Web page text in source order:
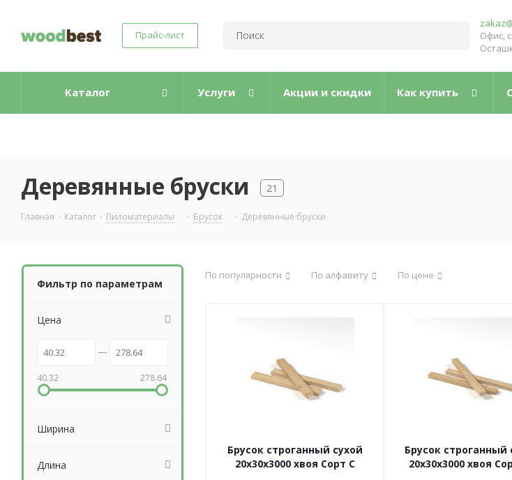
Прайс-лист
Офис,
Каталог Услуги Акции и скидки Как купить
Деревянные бруски 21
Главная - Каталог - Пиломатериалы - Брусок - Деревянные бруски
По популярности По алфавиту По цене
Брусок строганный сухой
20х30х3000 хвоя Сорт С
Брусок строганный
20х30х3000 хвоя
Фильтр по параметрам
Цена
40.32 278.64
Ширина
Длина